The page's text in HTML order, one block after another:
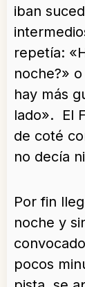
iban
repetía:
noche?»
hay más
lado». El
de coté
no decía
Por fin
noche y
pocos